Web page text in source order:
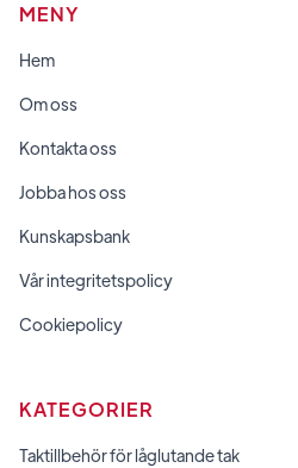
MENY
Hem
Om oss
Kontakta oss
Jobba hos oss
Kunskapsbank
Vår integritetspolicy
Cookiepolicy
KATEGORIER
Taktillbehör för låglutande tak